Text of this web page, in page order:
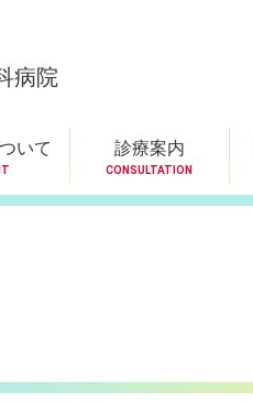
病院
いて 診療案内
CONSULTATION